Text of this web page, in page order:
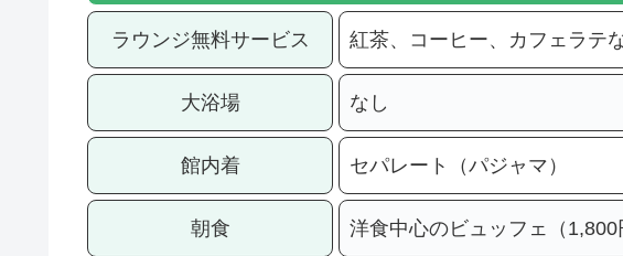
ラウンジ無料サービス 紅茶、コーヒー、カフェラテ
大浴場 なし
館内着 セパレート（パジャマ）
朝食 洋食中心のビュッフェ（1,800